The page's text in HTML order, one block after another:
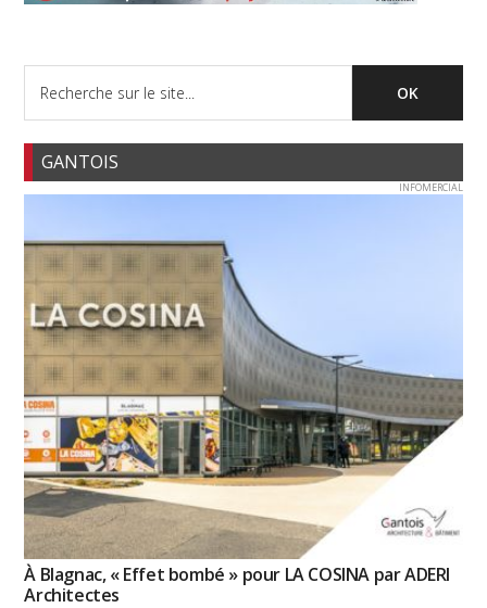
GANTOIS
INFOMERCIAL
À Blagnac, « Effet bombé » pour LA COSINA par ADERI
Architectes